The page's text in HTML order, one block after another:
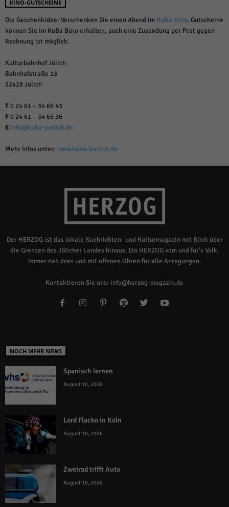
KINO-GUTSCHEINE
Die Geschenkidee: Verschenken Sie einen Abend im KuBa-Kino. Gutscheine
können Sie im KuBa Büro erhalten, auch eine Zusendung per Post gegen
Rechnung ist möglich.
Kulturbahnhof Jülich
Bahnhofstraße 13
52428 Jülich
T0 24 61 – 34 66 43
F0 24 61 – 34 65 36
Einfo@kuba-juelich.de
Mehr Infos unter: www.kuba-juelich.de
Der HERZOG ist das lokale Nachrichten- und Kulturmagazin mit Blick über
die Grenzen des Jülicher Landes hinaus. Ein HERZOG vom und für's Volk.
Immer nah dran und mit offenen Ohren für alle Anregungen.
Kontaktieren Sie uns: info@herzog-magazin.de
NOCH MEHR NEWS
Spanisch lernen
August 10, 2026
Lord Flacko in Köln
August 10, 2026
Zweirad trifft Auto
August 10, 2026